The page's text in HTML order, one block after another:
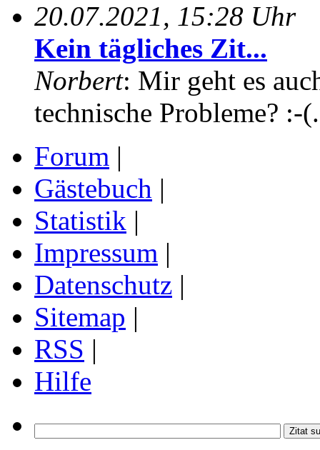
20.07.2021, 15:28 Uhr
Kein tägliches Zit...
Norbert: Mir geht es
technische Probleme? :-
Forum |
Gästebuch |
Statistik |
Impressum |
Datenschutz |
Sitemap |
RSS |
Hilfe